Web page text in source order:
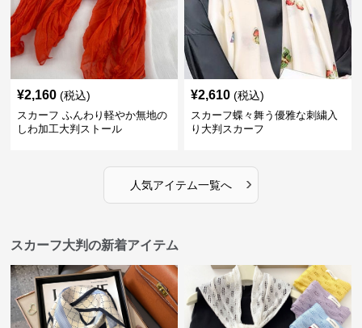
¥2,160 (税込)
スカーフ ふんわり軽やか無地の
しわ加工大判ストール
¥2,610 (税込)
スカーフ蝶々舞う優雅な刺繍入
り大判スカーフ
人気アイテム一覧へ ›
スカーフ大判の新着アイテム